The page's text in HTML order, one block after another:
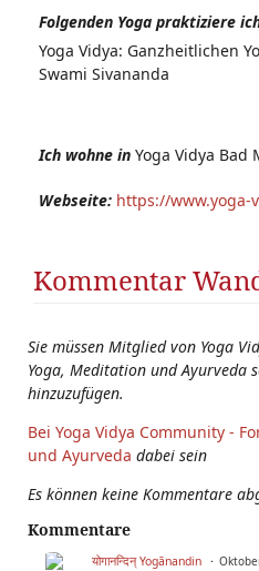
Folgenden Yoga praktiziere
Yoga Vidya: Ganzheitlichen
Swami Sivananda
Ich wohne in Yoga Vidya Bad
Webseite: https://www.yoga-
Kommentar
Sie müssen Mitglied von Yoga
Yoga, Meditation und Ayurveda
hinzuzufügen.
Bei Yoga Vidya Community -
und Ayurveda dabei sein
Es können keine Kommentare
Kommentare
योगानन्दिन् Yogānandin